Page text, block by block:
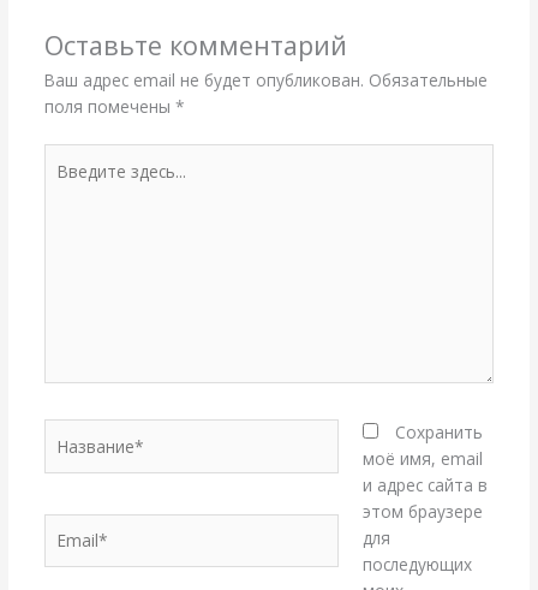
Оставьте комментарий
Ваш адрес email не будет опубликован. Обязательные
поля помечены *
здесь...
Сохранить
моё имя, email
и адрес сайта в
этом браузере
для
последующих